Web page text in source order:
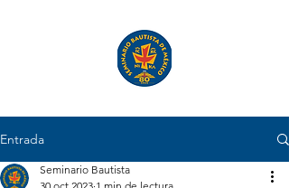
Entrada
Seminario Bautista